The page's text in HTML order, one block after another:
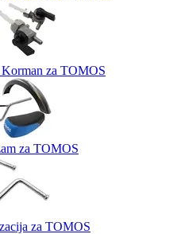
Korman za TOMOS
za TOMOS
za TOMOS